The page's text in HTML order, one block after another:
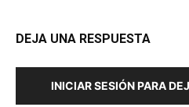
DEJA UNA RESPUESTA
INICIAR SESIÓN PARA